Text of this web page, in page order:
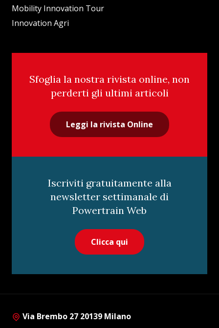
Mobility Innovation Tour
Innovation Agri
Sfoglia la nostra rivista online, non
perderti gli ultimi articoli
Leggi la rivista Online
Iscriviti gratuitamente alla
newsletter settimanale di
Powertrain Web
Clicca qui
Via Brembo 27 20139 Milano